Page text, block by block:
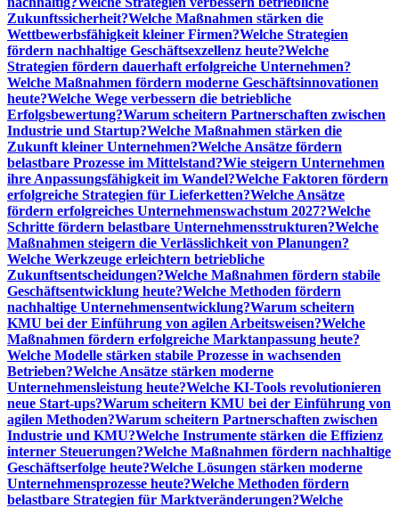
Zukunftssicherheit?Welche Maßnahmen stärken die
Wettbewerbsfähigkeit kleiner Firmen?Welche Strategien
fördern nachhaltige Geschäftsexzellenz heute?Welche
Strategien fördern dauerhaft erfolgreiche Unternehmen?
Welche Maßnahmen fördern moderne Geschäftsinnovationen
heute?Welche Wege verbessern die betriebliche
Erfolgsbewertung?Warum scheitern Partnerschaften zwischen
Industrie und Startup?Welche Maßnahmen stärken die
Zukunft kleiner Unternehmen?Welche Ansätze fördern
belastbare Prozesse im Mittelstand?Wie steigern Unternehmen
ihre Anpassungsfähigkeit im Wandel?Welche Faktoren fördern
erfolgreiche Strategien für Lieferketten?Welche Ansätze
fördern erfolgreiches Unternehmenswachstum 2027?Welche
Schritte fördern belastbare Unternehmensstrukturen?Welche
Maßnahmen steigern die Verlässlichkeit von Planungen?
Welche Werkzeuge erleichtern betriebliche
Zukunftsentscheidungen?Welche Maßnahmen fördern stabile
Geschäftsentwicklung heute?Welche Methoden fördern
nachhaltige Unternehmensentwicklung?Warum scheitern
KMU bei der Einführung von agilen Arbeitsweisen?Welche
Maßnahmen fördern erfolgreiche Marktanpassung heute?
Welche Modelle stärken stabile Prozesse in wachsenden
Betrieben?Welche Ansätze stärken moderne
Unternehmensleistung heute?Welche KI-Tools revolutionieren
neue Start-ups?Warum scheitern KMU bei der Einführung von
agilen Methoden?Warum scheitern Partnerschaften zwischen
Industrie und KMU?Welche Instrumente stärken die Effizienz
interner Steuerungen?Welche Maßnahmen fördern nachhaltige
Geschäftserfolge heute?Welche Lösungen stärken moderne
Unternehmensprozesse heute?Welche Methoden fördern
belastbare Strategien für Marktveränderungen?Welche